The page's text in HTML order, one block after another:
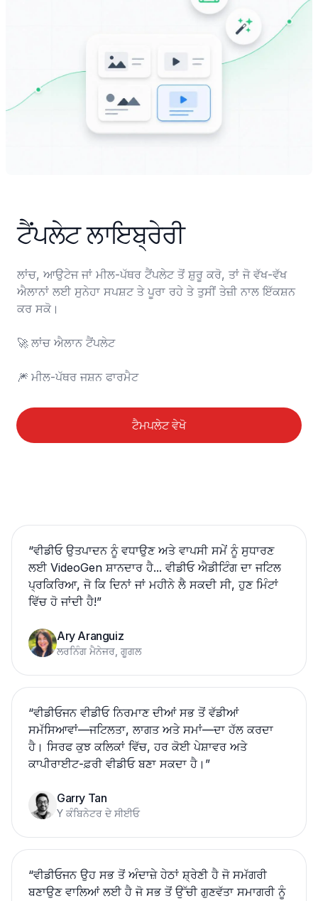
ਟੈਂਪਲੇਟ ਲਾਇਬ੍ਰੇਰੀ
ਲਾਂਚ, ਆਉਟੇਜ ਜਾਂ ਮੀਲ-ਪੱਥਰ ਟੈਂਪਲੇਟ ਤੋਂ ਸ਼ੁਰੂ ਕਰੋ, ਤਾਂ ਜੋ ਵੱਖ-ਵੱਖ
ਐਲਾਨਾਂ ਲਈ ਸੁਨੇਹਾ ਸਪਸ਼ਟ ਤੇ ਪੂਰਾ ਰਹੇ ਤੇ ਤੁਸੀਂ ਤੇਜ਼ੀ ਨਾਲ ਇੱਕਸ਼ਨ
ਕਰ ਸਕੋ।
🚀	ਲਾਂਚ ਐਲਾਨ ਟੈਂਪਲੇਟ
🎆	ਮੀਲ-ਪੱਥਰ ਜਸ਼ਨ ਫਾਰਮੈਟ
ਟੈਮਪਲੇਟ ਵੇਖੋ
“ਵੀਡੀਓ ਉਤਪਾਦਨ ਨੂੰ ਵਧਾਉਣ ਅਤੇ ਵਾਪਸੀ ਸਮੇਂ ਨੂੰ ਸੁਧਾਰਣ
ਲਈ VideoGen ਸ਼ਾਨਦਾਰ ਹੈ... ਵੀਡੀਓ ਐਡੀਟਿੰਗ ਦਾ ਜਟਿਲ
ਪ੍ਰਕਿਰਿਆ, ਜੋ ਕਿ ਦਿਨਾਂ ਜਾਂ ਮਹੀਨੇ ਲੈ ਸਕਦੀ ਸੀ, ਹੁਣ ਮਿੰਟਾਂ
ਵਿੱਚ ਹੋ ਜਾਂਦੀ ਹੈ!”
Ary Aranguiz
ਲਰਨਿੰਗ ਮੈਨੇਜਰ, ਗੂਗਲ
“ਵੀਡੀਓਜਨ ਵੀਡੀਓ ਨਿਰਮਾਣ ਦੀਆਂ ਸਭ ਤੋਂ ਵੱਡੀਆਂ
ਸਮੱਸਿਆਵਾਂ—ਜਟਿਲਤਾ, ਲਾਗਤ ਅਤੇ ਸਮਾਂ—ਦਾ ਹੱਲ ਕਰਦਾ
ਹੈ। ਸਿਰਫ ਕੁਝ ਕਲਿਕਾਂ ਵਿੱਚ, ਹਰ ਕੋਈ ਪੇਸ਼ਾਵਰ ਅਤੇ
ਕਾਪੀਰਾਈਟ-ਫ਼ਰੀ ਵੀਡੀਓ ਬਣਾ ਸਕਦਾ ਹੈ। ”
Garry Tan
Y ਕੰਬਿਨੇਟਰ ਦੇ ਸੀਈਓ
“ਵੀਡੀਓਜਨ ਉਹ ਸਭ ਤੋਂ ਅੰਦਾਜ਼ੇ ਹੇਠਾਂ ਸ਼੍ਰੇਣੀ ਹੈ ਜੋ ਸਮੱਗਰੀ
ਬਣਾਉਣ ਵਾਲਿਆਂ ਲਈ ਹੈ ਜੋ ਸਭ ਤੋਂ ਉੱਚੀ ਗੁਣਵੱਤਾ ਸਮਾਗਰੀ ਨੂੰ